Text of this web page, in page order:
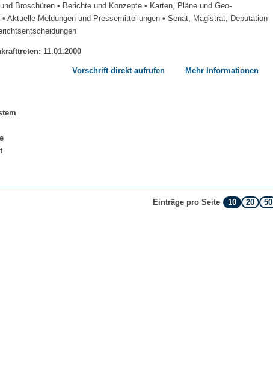
Broschüren • Berichte und Konzepte • Karten, Pläne und Geo-
• Aktuelle Meldungen und Pressemitteilungen • Senat, Magistrat, Deputation
11.01.2000
Vorschrift direkt aufrufen Mehr Informationen
Einträge pro Seite 10 20 50